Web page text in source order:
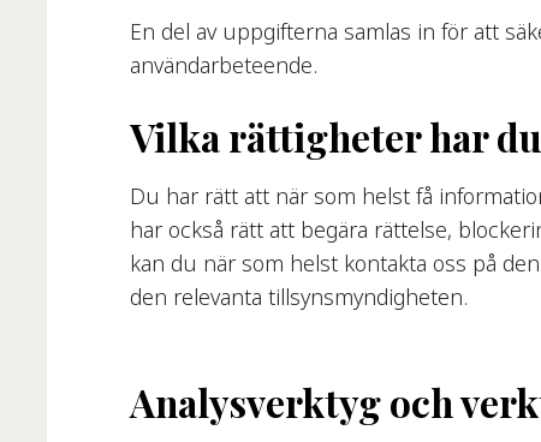
En del av uppgifterna samlas in för att
användarbeteende.
Vilka rättigheter har
Du har rätt att när som helst få
har också rätt att begära rättelse,
kan du när som helst kontakta oss på
den relevanta tillsynsmyndigheten.
Analysverktyg och